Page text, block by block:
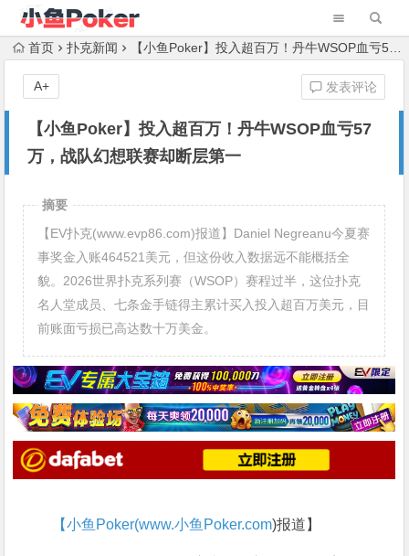
首页 扑克新闻 【小鱼Poker】投入超百万！丹牛WSOP血亏57万，战队幻想联赛却断层第一
【小鱼Poker】投入超百万！丹牛WSOP血亏57
万，战队幻想联赛却断层第一
发表评论
A+
摘要
【EV扑克(www.evp86.com)报道】Daniel Negreanu今夏赛
事奖金入账464521美元，但这份收入数据远不能概括全
貌。2026世界扑克系列赛（WSOP）赛程过半，这位扑克
名人堂成员、七条金手链得主累计买入投入超百万美元，目
前账面亏损已高达数十万美金。
【小鱼Poker(www.小鱼Poker.com)报道】